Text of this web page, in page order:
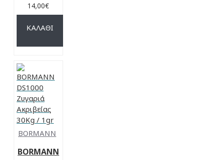
14,00€
ΚΑΛΆΘΙ
BORMANN
BORMANN